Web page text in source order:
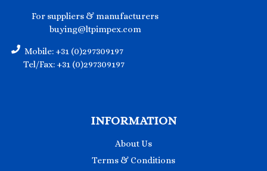
For suppliers & manufacturers
buying@ltpimpex.com
Mobile: +31 (0)297309197
Tel/Fax: +31 (0)297309197
INFORMATION
About Us
Terms & Conditions